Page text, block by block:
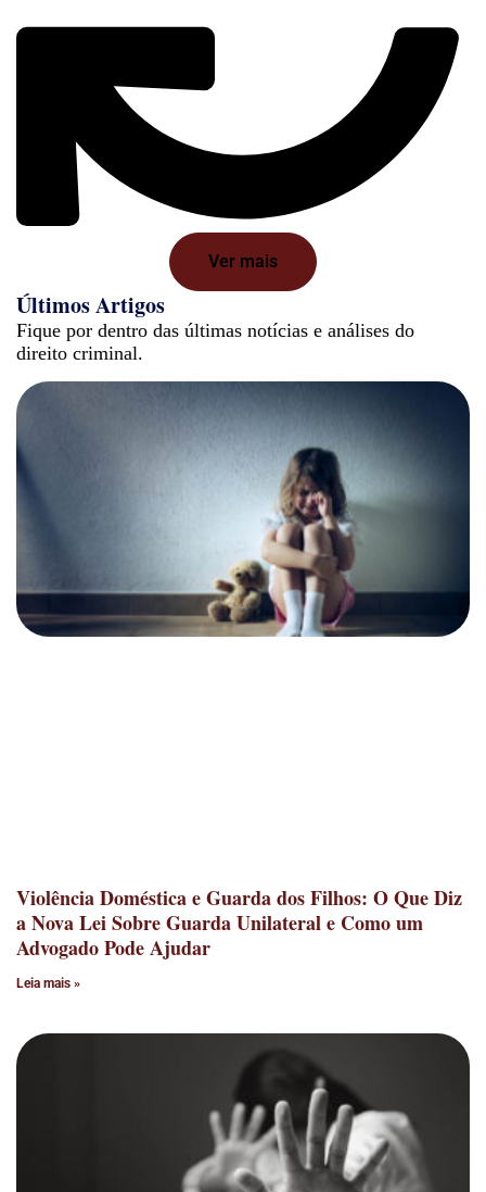
Ver mais
Últimos Artigos
Fique por dentro das últimas notícias e análises do
direito criminal.
Violência Doméstica e Guarda dos Filhos: O Que Diz
a Nova Lei Sobre Guarda Unilateral e Como um
Advogado Pode Ajudar
Leia mais »